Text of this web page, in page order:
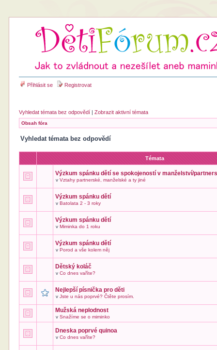
Přihlásit se Registrovat
Vyhledat témata bez odpovědí |Zobrazit aktivní témata
Obsah fóra
Vyhledat témata bez odpovědí
Témata
Výzkum spánku dětí se spokojeností v manželství/
vVztahy partnerské, manželské a ty jiné
Výzkum spánku dětí
vBatolata 2 - 3 roky
Výzkum spánku dětí
vMiminka do 1 roku
Výzkum spánku dětí
vPorod a vše kolem něj
Dětský koláč
vCo dnes vaříte?
Nejlepší písnička pro děti
vJste u nás poprvé? Čtěte prosím.
Mužská neplodnost
vSnažíme se o miminko
Dneska poprvé quinoa
vCo dnes vaříte?